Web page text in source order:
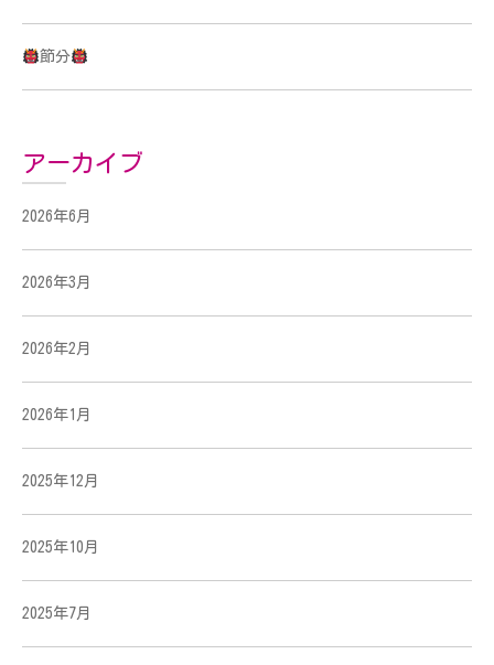
節分
アーカイブ
2026年6月
2026年3月
2026年2月
2026年1月
2025年12月
2025年10月
2025年7月